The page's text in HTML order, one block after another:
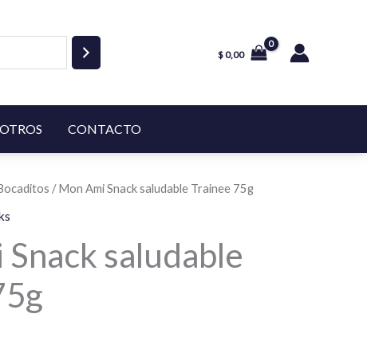
$0,00
CONTACTO
/ Mon Ami Snack saludable Trainee 75g
saludable